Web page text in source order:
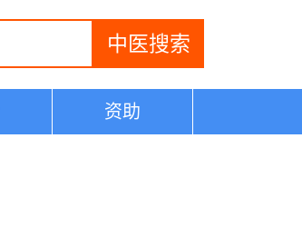
资助